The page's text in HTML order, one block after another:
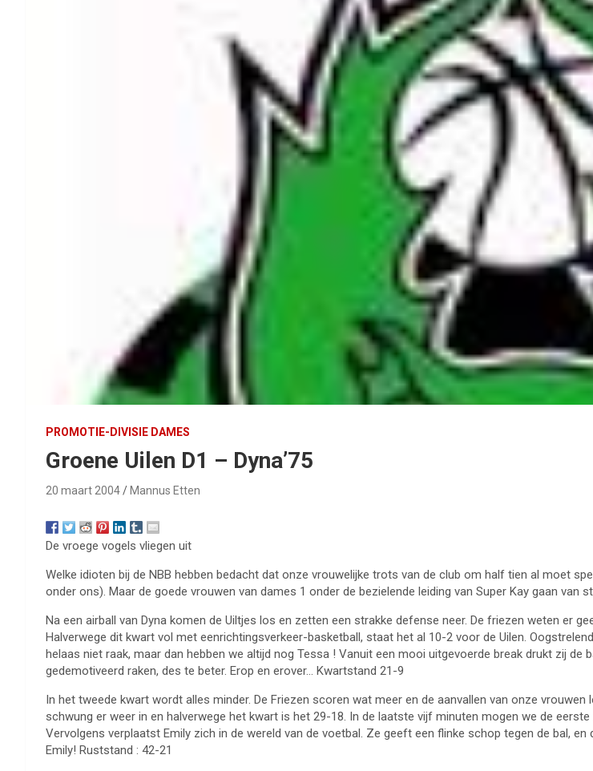
PROMOTIE-DIVISIE DAMES
Groene Uilen D1 – Dyna’75
20 maart 2004 Mannus Etten
De vroege vogels vliegen uit
Welke idioten bij de NBB hebben bedacht dat onze vrouwelijke trots van de club om half tien al moet
onder ons). Maar de goede vrouwen van dames 1 onder de bezielende leiding van Super Kay gaan van
Na een airball van Dyna komen de Uiltjes los en zetten een strakke defense neer. De friezen weten er
Halverwege dit kwart vol met eenrichtingsverkeer-basketball, staat het al 10-2 voor de Uilen.
helaas niet raak, maar dan hebben we altijd nog Tessa ! Vanuit een mooi uitgevoerde break drukt zij
gedemotiveerd raken, des te beter. Erop en erover… Kwartstand 21-9
In het tweede kwart wordt alles minder. De Friezen scoren wat meer en de aanvallen van onze
schwung er weer in en halverwege het kwart is het 29-18. In de laatste vijf minuten mogen we de
Vervolgens verplaatst Emily zich in de wereld van de voetbal. Ze geeft een flinke schop tegen de bal,
Emily! Ruststand : 42-21